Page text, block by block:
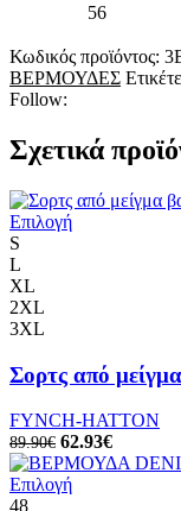
56
Κωδικός προϊόντος:
ΒΕΡΜΟΥΔΕΣ
Follow:
Σχετικά
ΕπιλογήΑυτό
επιλογές
μπορούν
να
επιλεγούν
στη
σελίδα
του
S
L
XL
2XL
3XL
Σορτς από
FYNCH-HATTON
89.90€ Original
price
was:
62.93€Η
ΕπιλογήΑυτό
48